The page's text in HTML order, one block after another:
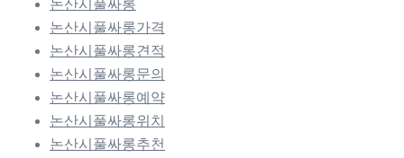
논산시풀싸롱
논산시풀싸롱가격
논산시풀싸롱견적
논산시풀싸롱문의
논산시풀싸롱예약
논산시풀싸롱위치
논산시풀싸롱추천